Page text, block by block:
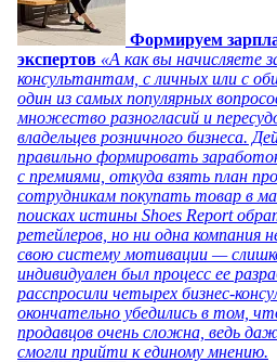
Формируем
экспертов «А как вы начисляете
консультантам, с личных или с
один из самых популярных
множество разногласий и
владельцев розничного бизнеса.
правильно формировать
с премиями, откуда взять план
сотрудникам покупать товар в
поисках истины Shoes Report
ретейлеров, но ни одна компания
свою систему мотивации —
индивидуален был процесс ее
расспросили четырех бизнес-
окончательно убедились в том,
продавцов очень сложна, ведь
смогли прийти к единому мнению.